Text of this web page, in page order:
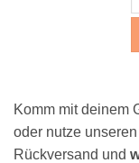
Komm mit deinem
oder nutze
Rückversand und